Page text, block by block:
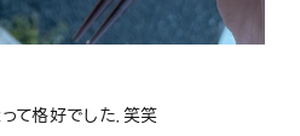
て格好でした．笑笑